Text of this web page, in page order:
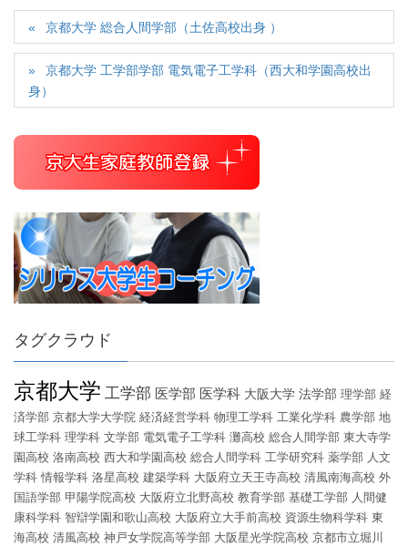
京都大学 総合人間学部（土佐高校出身 ）
京都大学 工学部学部 電気電子工学科（西大和学園高校出
身）
タグクラウド
京都大学 工学部 医学部 医学科 大阪大学 法学部 理学部 経
済学部 京都大学大学院 経済経営学科 物理工学科 工業化学科 農学部 地
球工学科 理学科 文学部 電気電子工学科 灘高校 総合人間学部 東大寺学
園高校 洛南高校 西大和学園高校 総合人間学科 工学研究科 薬学部 人文
学科 情報学科 洛星高校 建築学科 大阪府立天王寺高校 清風南海高校 外
国語学部 甲陽学院高校 大阪府立北野高校 教育学部 基礎工学部 人間健
康科学科 智辯学園和歌山高校 大阪府立大手前高校 資源生物科学科 東
海高校 清風高校 神戸女学院高等学部 大阪星光学院高校 京都市立堀川